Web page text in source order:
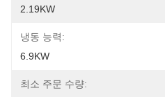
2.19KW
냉동 능력:
6.9KW
최소 주문 수량: